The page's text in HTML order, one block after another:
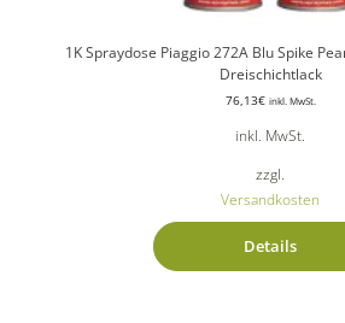
1K Spraydose Piaggio 272A Blu Spike
Dreischichtlack
76,13€ inkl. MwSt.
inkl. MwSt.
zzgl.
Versandkosten
Details